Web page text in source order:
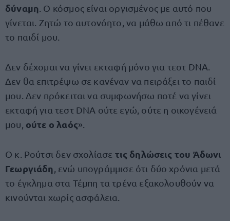
δύναμη . Ο κόσμος είναι οργισμένος με αυτό που
γίνεται. Ζητώ το αυτονόητο, να μάθω από τι πέθανε
το παιδί μου.
Δεν δέχομαι να γίνει εκταφή μόνο για τεστ DNA.
Δεν θα επιτρέψω σε κανέναν να πειράξει το παιδί
μου. Δεν πρόκειται να συμφωνήσω ποτέ να γίνει
εκταφή για τεστ DNA ούτε εγώ, ούτε η οικογένειά
μου, ούτε ο λαός».
Ο κ. Ρούτσι δεν σχολίασε τις δηλώσεις του Άδωνι
Γεωργιάδη , ενώ υπογράμμισε ότι δύο χρόνια μετά
το έγκλημα στα Τέμπη τα τρένα εξακολουθούν να
κινούνται χωρίς ασφάλεια.